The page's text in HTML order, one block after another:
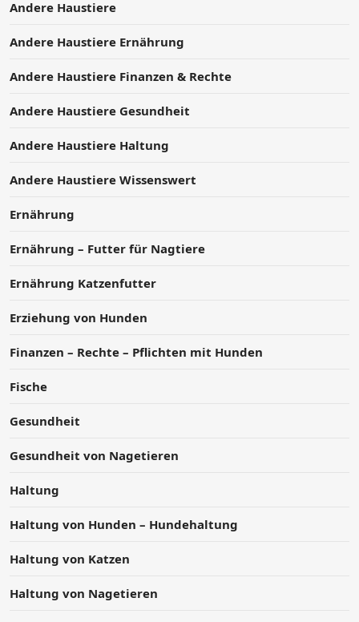
Andere Haustiere
Andere Haustiere Ernährung
Andere Haustiere Finanzen & Rechte
Andere Haustiere Gesundheit
Andere Haustiere Haltung
Andere Haustiere Wissenswert
Ernährung
Ernährung – Futter für Nagtiere
Ernährung Katzenfutter
Erziehung von Hunden
Finanzen – Rechte – Pflichten mit Hunden
Fische
Gesundheit
Gesundheit von Nagetieren
Haltung
Haltung von Hunden – Hundehaltung
Haltung von Katzen
Haltung von Nagetieren